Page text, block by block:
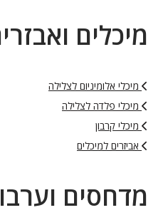
מיכלים
מיכלי אלומיניום לצלילה
מיכלי פלדה לצלילה
מיכלי קרבון
אביזרים למיכלים
מדחסים